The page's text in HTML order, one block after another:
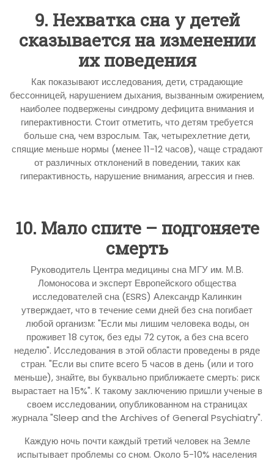
9. Нехватка сна у детей
сказывается на изменении
их поведения
Как показывают исследования, дети, страдающие
бессонницей, нарушением дыхания, вызванным ожирением,
наиболее подвержены синдрому дефицита внимания и
гиперактивности. Стоит отметить, что детям требуется
больше сна, чем взрослым. Так, четырехлетние дети,
спящие меньше нормы (менее 11-12 часов), чаще страдают
от различных отклонений в поведении, таких как
гиперактивность, нарушение внимания, агрессия и гнев.
10. Мало спите – подгоняете
смерть
Руководитель Центра медицины сна МГУ им. М.В.
Ломоносова и эксперт Европейского общества
исследователей сна (ESRS) Александр Калинкин
утверждает, что в течение семи дней без сна погибает
любой организм: "Если мы лишим человека воды, он
проживет 18 суток, без еды 72 суток, а без сна всего
неделю". Исследования в этой области проведены в ряде
стран. "Если вы спите всего 5 часов в день (или и того
меньше), знайте, вы буквально приближаете смерть: риск
вырастает на 15%". К такому заключению пришли ученые в
своем исследовании, опубликованном на страницах
журнала "Sleep and the Archives of General Psychiatry".
Каждую ночь почти каждый третий человек на Земле
испытывает проблемы со сном. Около 5-10% населения